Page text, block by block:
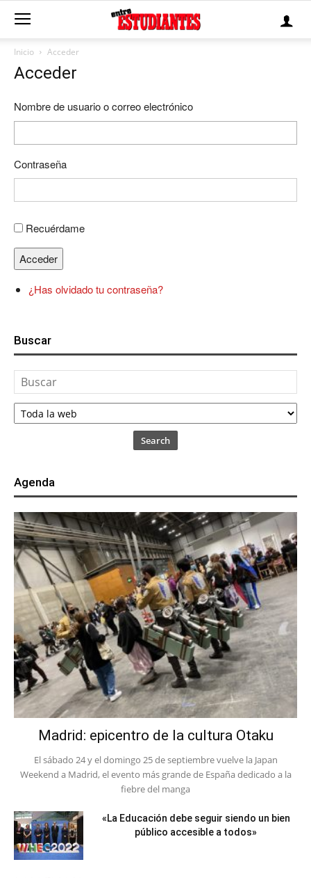
Inicio Acceder
Acceder
Nombre de usuario o correo electrónico
Contraseña
Recuérdame
Acceder
¿Has olvidado tu contraseña?
Buscar
Search
Agenda
Madrid: epicentro de la cultura Otaku
El sábado 24 y el domingo 25 de septiembre vuelve la Japan
Weekend a Madrid, el evento más grande de España dedicado a la
fiebre del manga
«La Educación debe seguir siendo un bien
público accesible a todos»